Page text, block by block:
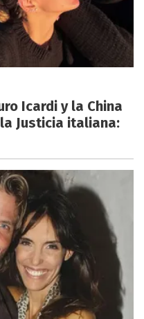
Icardi y la China
Justicia italiana: